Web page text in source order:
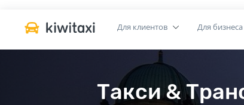
Для клиентов Для бизнеса
Такси &